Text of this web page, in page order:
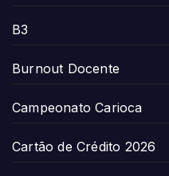
B3
Burnout Docente
Campeonato Carioca
Cartão de Crédito 2026